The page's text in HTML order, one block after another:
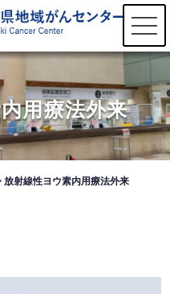
t
o
g
g
e
n
a
v
i
g
a
用療法外来
放射線性ヨウ素内用療法外来